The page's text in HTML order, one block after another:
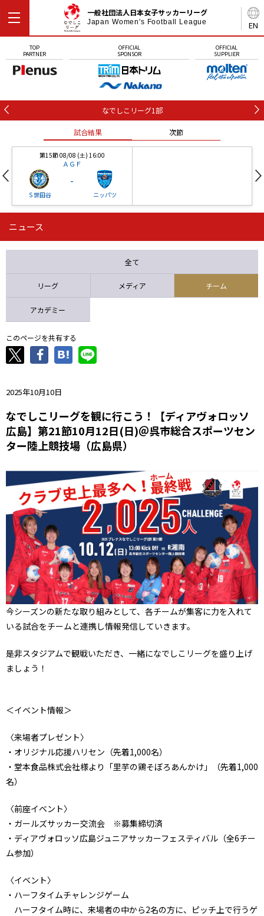
EN
一般社団法人日本女子サッカーリーグ
Japan Women's Football League
TOP
PARTNER
OFFICIAL
SPONSOR
OFFICIAL
SUPPLIER
なでしこリーグ1部
試合結果 次節
第15節 08/08 (土) 16:00
ＡＧＦ
Ｓ世田谷
-
ニッパツ
第16節 09/05 (土) 15:00
ニッパツ 石人の星
ニュース
全て
リーグ メディア チーム
アカデミー
このページを共有する
2025年10月10日
なでしこリーグを観に行こう！【ディアヴォロッソ
広島】第21節10月12日(日)＠呉市総合スポーツセン
ター陸上競技場（広島県）
今シーズンの新たな取り組みとして、各チームが集客に力を入れて
いる試合をチームと連携し情報発信していきます。
是非スタジアムで観戦いただき、一緒になでしこリーグを盛り上げ
ましょう！
＜イベント情報＞
〈来場者プレゼント〉
・オリジナル応援ハリセン（先着1,000名）
・堂本食品株式会社様より「里芋の鶏そぼろあんかけ」（先着1,000
名）
〈前座イベント〉
・ガールズサッカー交流会 ※募集締切済
・ディアヴォロッソ広島ジュニアサッカーフェスティバル（全6チー
ム参加）
〈イベント〉
・ハーフタイムチャレンジゲーム
ハーフタイム時に、来場者の中から2名の方に、ピッチ上で行うゲ